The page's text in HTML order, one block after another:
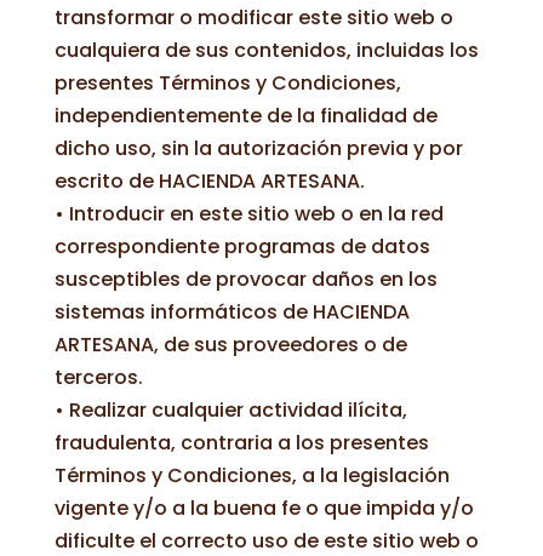
transformar o modificar este sitio web o
cualquiera de sus contenidos, incluidas los
presentes Términos y Condiciones,
independientemente de la finalidad de
dicho uso, sin la autorización previa y por
escrito de HACIENDA ARTESANA.
• Introducir en este sitio web o en la red
correspondiente programas de datos
susceptibles de provocar daños en los
sistemas informáticos de HACIENDA
ARTESANA, de sus proveedores o de
terceros.
• Realizar cualquier actividad ilícita,
fraudulenta, contraria a los presentes
Términos y Condiciones, a la legislación
vigente y/o a la buena fe o que impida y/o
dificulte el correcto uso de este sitio web o